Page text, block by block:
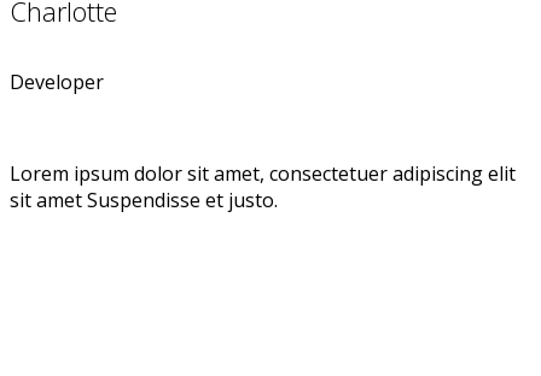
Charlotte
Developer
Lorem ipsum dolor sit amet, consectetuer adipiscing elit
sit amet Suspendisse et justo.